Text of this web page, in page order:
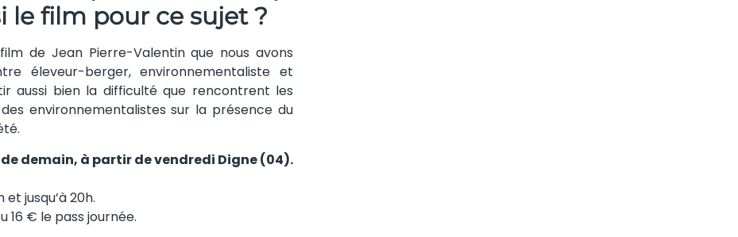
le film pour ce sujet ?
de Jean Pierre-Valentin que nous avons
éleveur-berger, environnementaliste et
aussi bien la difficulté que rencontrent les
environnementalistes sur la présence du
demain, à partir de vendredi Digne (04).
jusqu’à 20h.
16 € le pass journée.